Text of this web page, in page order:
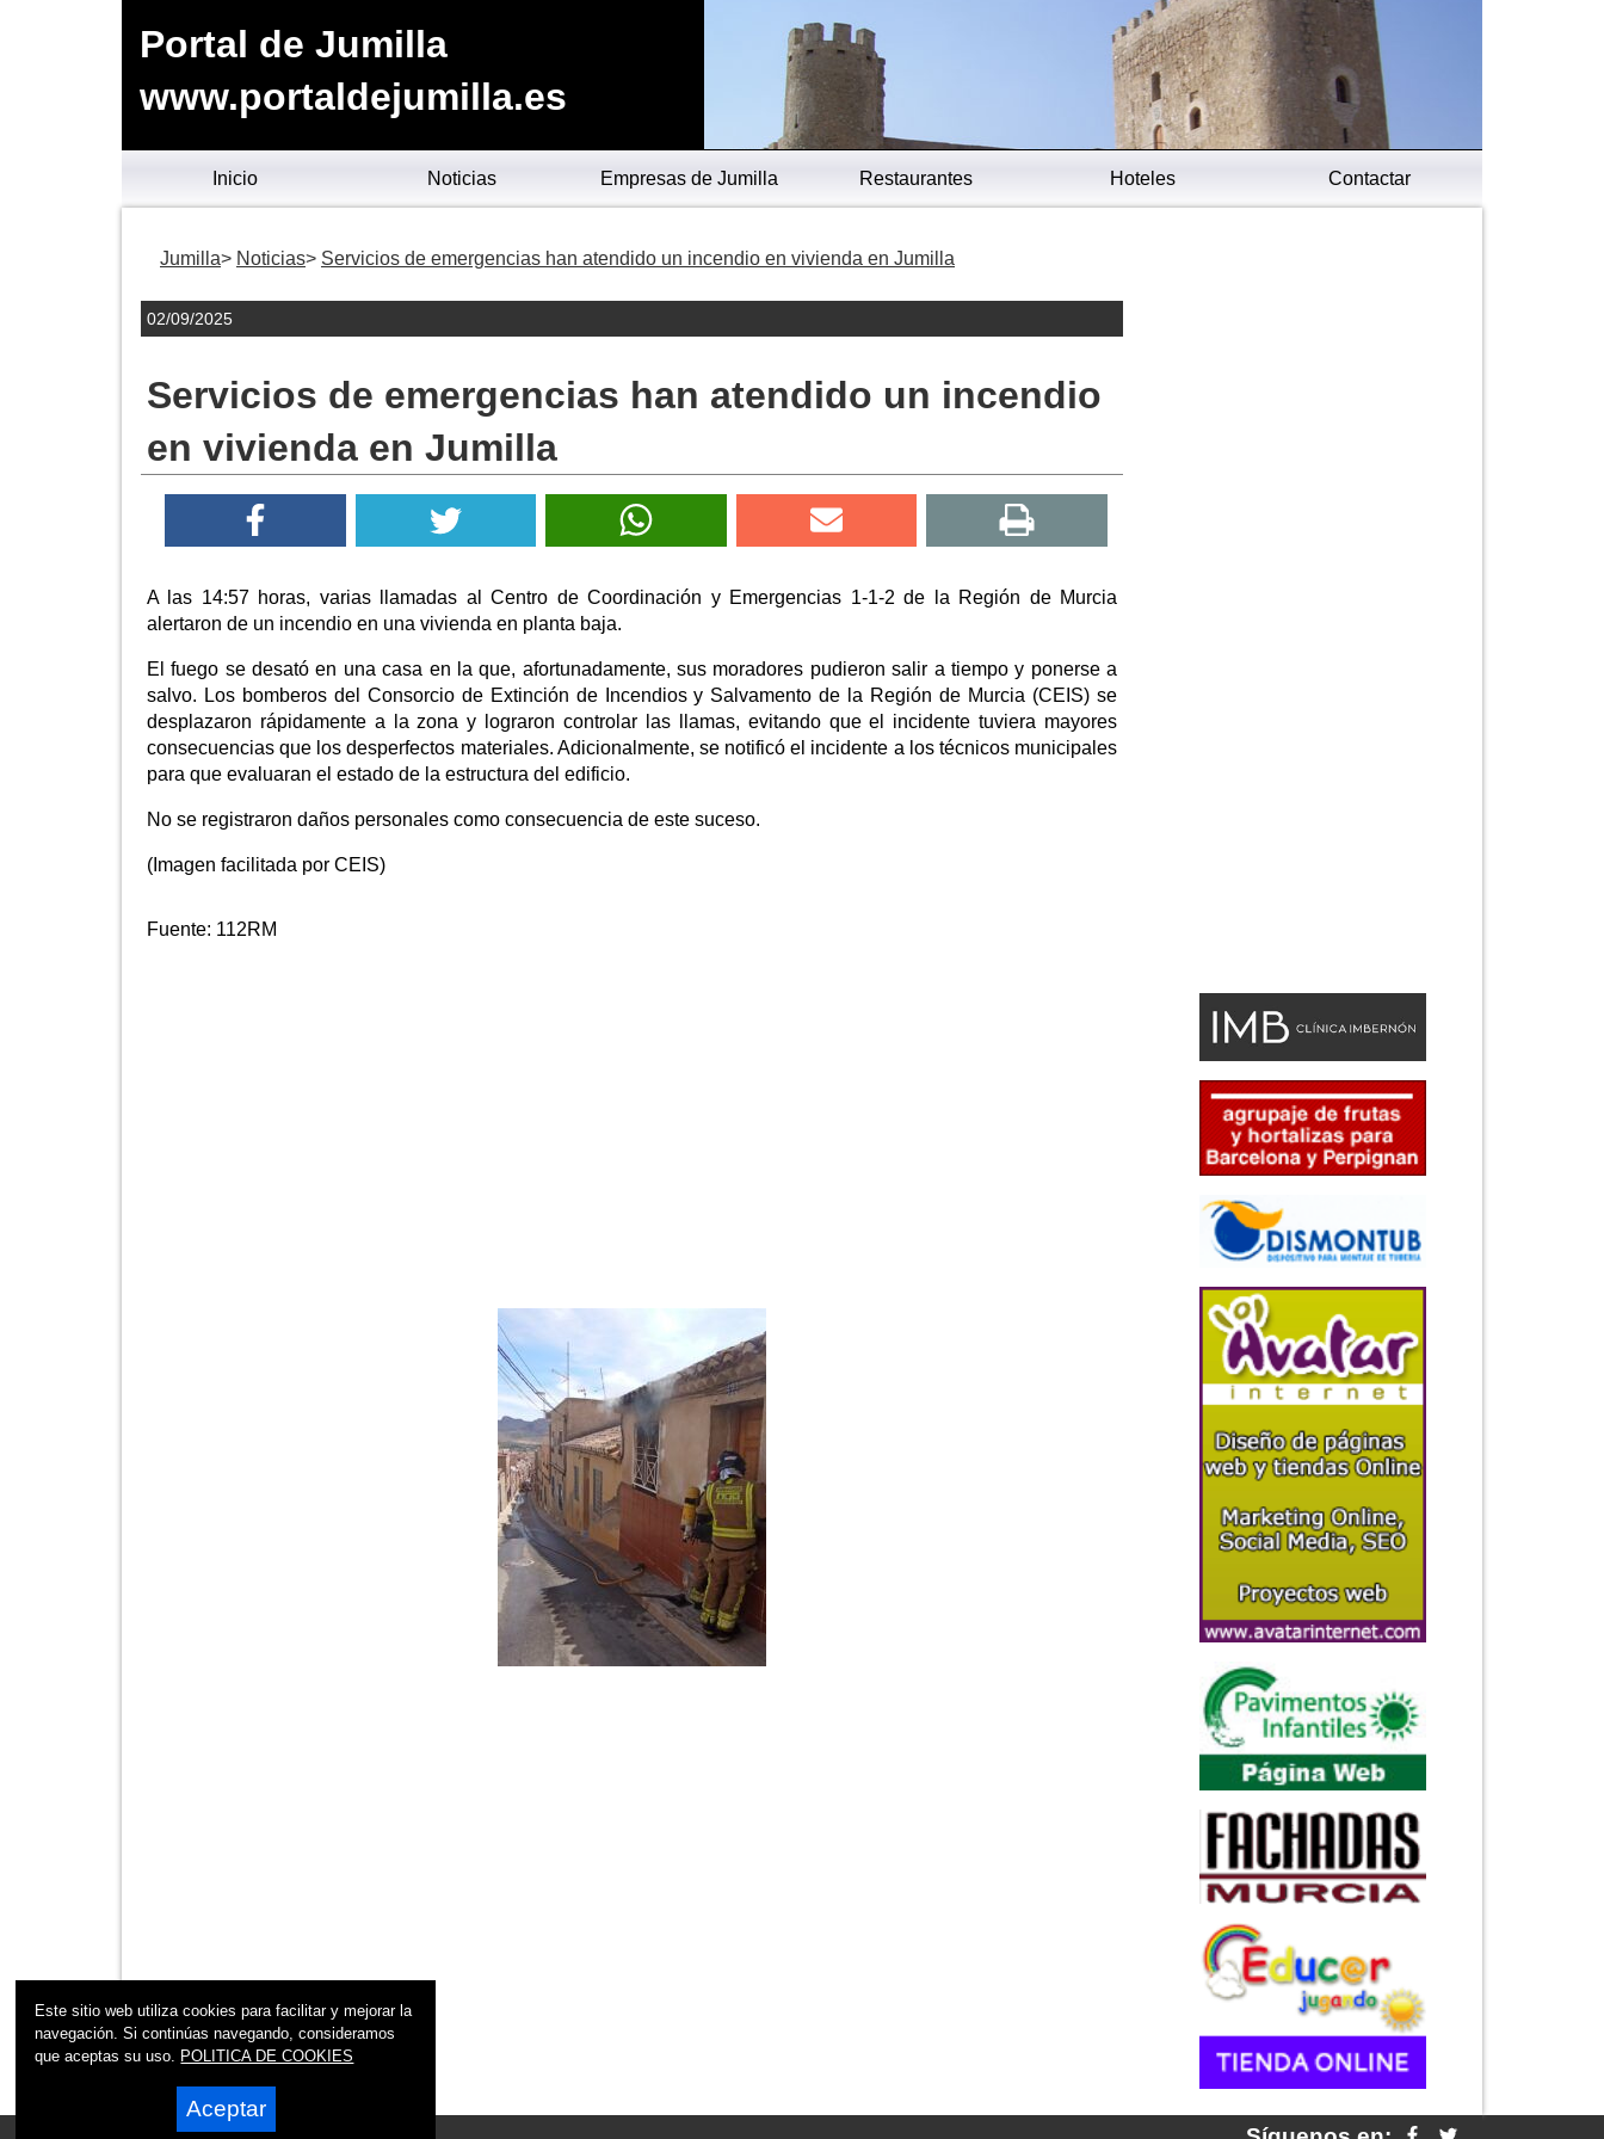
Portal de Jumilla
www.portaldejumilla.es
Inicio Noticias Empresas de Jumilla Restaurantes Hoteles Contactar
Jumilla Noticias Servicios de emergencias han atendido un incendio en vivienda en Jumilla
02/09/2025
Servicios de emergencias han atendido un incendio
en vivienda en Jumilla
A las 14:57 horas, varias llamadas al Centro de Coordinación y Emergencias 1-1-2 de la Región de Murcia
alertaron de un incendio en una vivienda en planta baja.
El fuego se desató en una casa en la que, afortunadamente, sus moradores pudieron salir a tiempo y ponerse a
salvo. Los bomberos del Consorcio de Extinción de Incendios y Salvamento de la Región de Murcia (CEIS) se
desplazaron rápidamente a la zona y lograron controlar las llamas, evitando que el incidente tuviera mayores
consecuencias que los desperfectos materiales. Adicionalmente, se notificó el incidente a los técnicos municipales
para que evaluaran el estado de la estructura del edificio.
No se registraron daños personales como consecuencia de este suceso.
(Imagen facilitada por CEIS)
Fuente: 112RM
Este sitio web utiliza cookies para facilitar y mejorar la
navegación. Si continúas navegando, consideramos
que aceptas su uso. POLITICA DE COOKIES
Aceptar